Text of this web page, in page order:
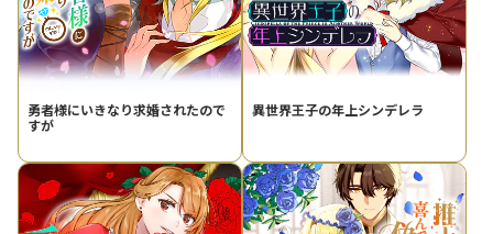
勇者様にいきなり求婚されたので
すが
異世界王子の年上シンデレラ